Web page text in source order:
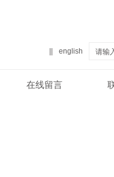
english
在线留言